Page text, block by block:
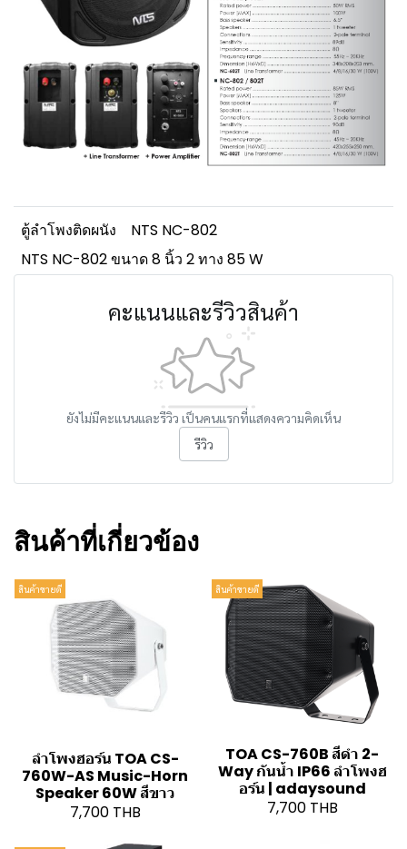
ตู้ลำโพงติดผนัง
NTS NC-802
NTS NC-802 ขนาด 8 นิ้ว 2 ทาง 85 W
คะแนนและรีวิวสินค้า
ยังไม่มีคะแนนและรีวิว เป็นคนแรกที่แสดงความคิดเห็น
รีวิว
สินค้าที่เกี่ยวข้อง
สินค้าขายดี
ลำโพงฮอร์น TOA CS-
760W-AS Music-Horn
Speaker 60W สีขาว
7,700 THB
สินค้าขายดี
TOA CS-760B สีดำ 2-
Way กันน้ำ IP66 ลำโพงฮ
อร์น | adaysound
7,700 THB